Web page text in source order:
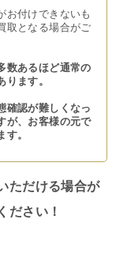
お付けできないも
取となる場合がご
数あるほど通常の
ます。
確認が難しくなっ
が、お客様の元で
。
ただける場合が
ださい！